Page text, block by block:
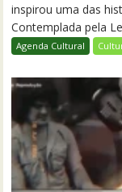
inspirou uma das
Contemplada pela
Agenda Cultural